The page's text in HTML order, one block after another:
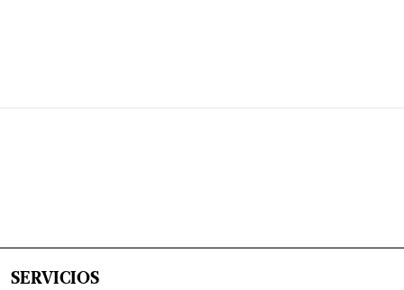
SERVICIOS